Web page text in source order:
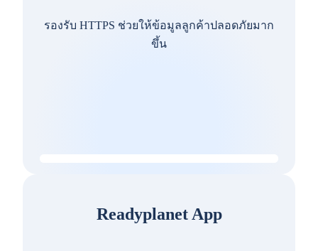
รองรับ HTTPS ช่วยให้ข้อมูลลูกค้าปลอดภัยมาก
ขึ้น
Readyplanet App